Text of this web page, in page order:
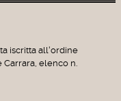
iscritta all'ordine
elenco n.